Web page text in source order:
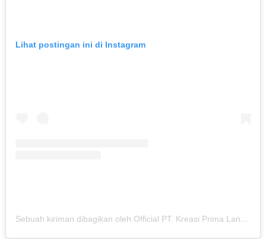
Lihat postingan ini di Instagram
Sebuah kiriman dibagikan oleh Official PT. Kreasi Prima Land (@kreasiland.bogor)